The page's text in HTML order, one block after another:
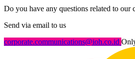
Do you have any questions related to our
Send via email to us
corporate.communications@ioh.co.id